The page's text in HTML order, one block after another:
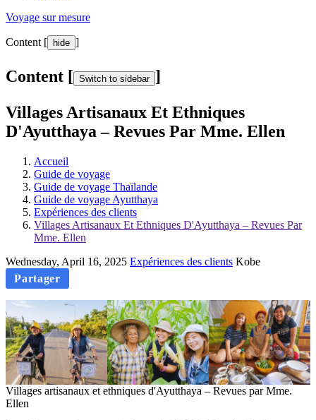
Voyage sur mesure
Content [ hide ]
Content [ Switch to sidebar ]
Villages Artisanaux Et Ethniques
D'Ayutthaya – Revues Par Mme. Ellen
Accueil
Guide de voyage
Guide de voyage Thaïlande
Guide de voyage Ayutthaya
Expériences des clients
Villages Artisanaux Et Ethniques D'Ayutthaya – Revues Par
Mme. Ellen
Wednesday, April 16, 2025 Expériences des clients Kobe
Partager
Villages artisanaux et ethniques d'Ayutthaya – Revues par Mme.
Ellen